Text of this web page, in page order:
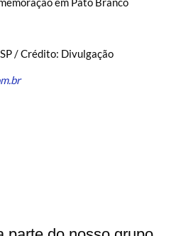
/ Crédito: Divulgação